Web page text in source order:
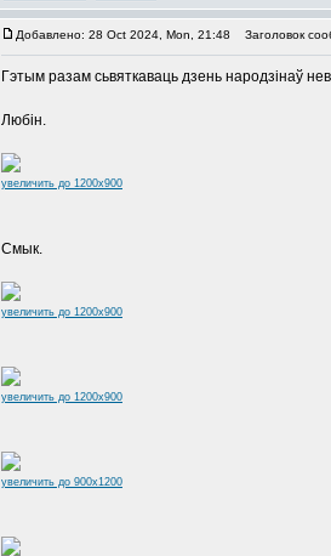
Добавлено: 28 Oct 2024, Mon, 21:48 Заголовок
Гэтым разам сьвяткаваць дзень народзінаў
Любін.
увеличить до 1200x900
Смык.
увеличить до 1200x900
увеличить до 1200x900
увеличить до 900x1200